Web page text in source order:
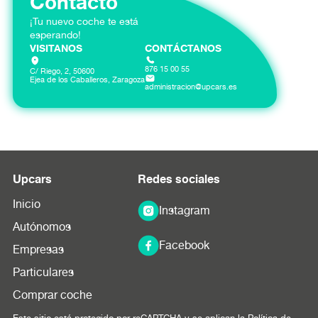
¡Tu nuevo coche te está
esperando!
VISITANOS
C/ Riego, 2, 50600
Ejea de los Caballeros, Zaragoza
CONTÁCTANOS
876 15 00 55
administracion@upcars.es
Upcars
Inicio
Autónomos
Empresas
Particulares
Comprar coche
Redes sociales
Instagram
Facebook